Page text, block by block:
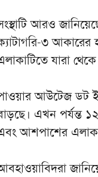
আরও
৩
যারা
আউটেজ ডট
এখন পর্যন্ত
আশপাশের